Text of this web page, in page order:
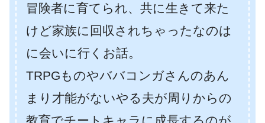
冒険者に育てられ、共に生きて来た
けど家族に回収されちゃったなのは
に会いに行くお話。
TRPGものやババコンガさんのあん
まり才能がないやる夫が周りからの
教育でチートキャラに成長するのが